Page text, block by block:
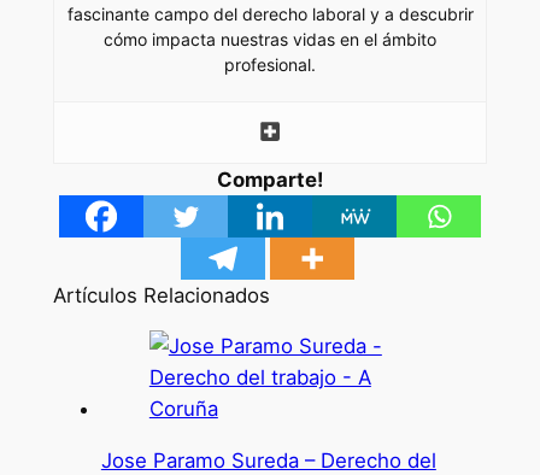
fascinante campo del derecho laboral y a descubrir
cómo impacta nuestras vidas en el ámbito
profesional.
Comparte!
Artículos Relacionados
Jose Paramo Sureda – Derecho del